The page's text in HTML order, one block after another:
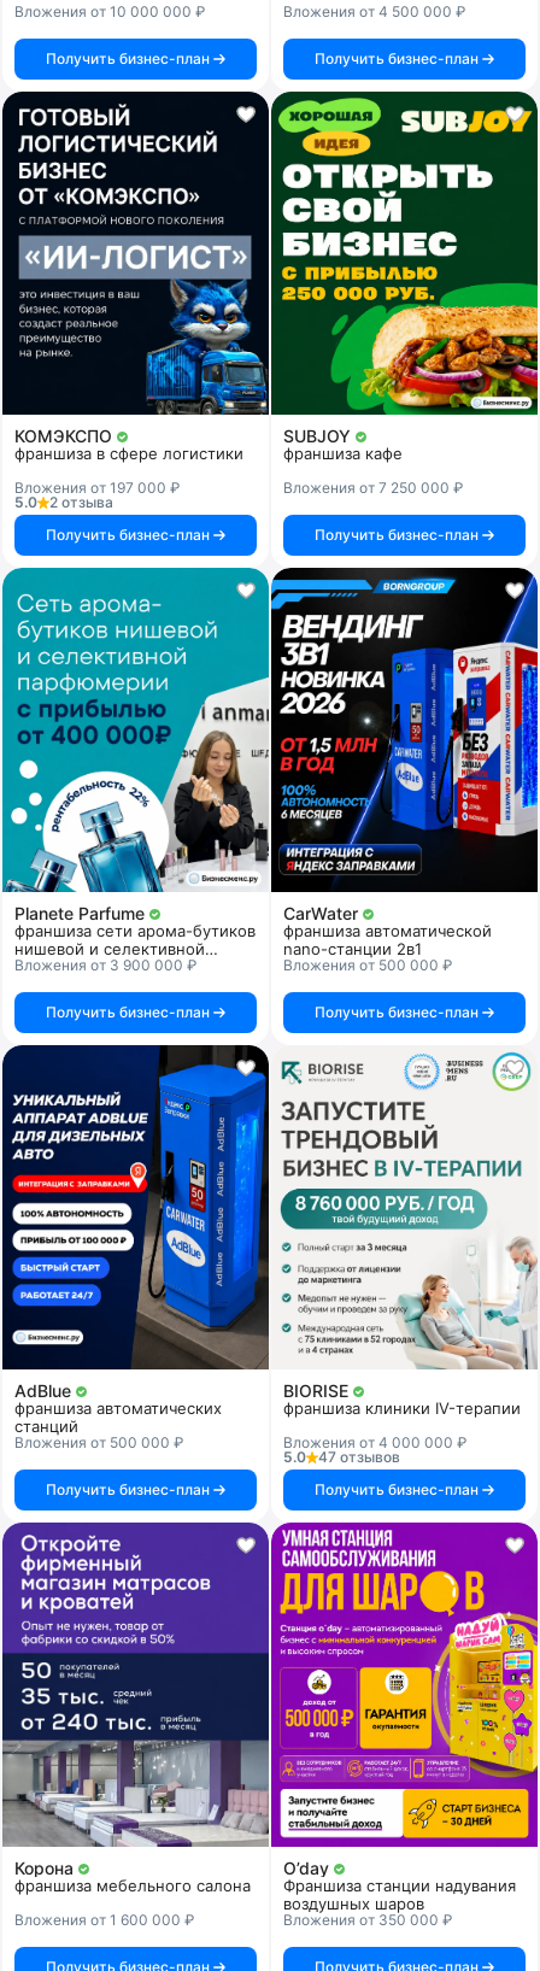
Вложения от 10 000 000 ₽
Получить бизнес-план
Вложения от 4 500 000 ₽
Получить бизнес-план
КОМЭКСПО
франшиза в сфере логистики
Вложения от 197 000 ₽
5.0
2 отзыва
Получить бизнес-план
SUBJOY
франшиза кафе
Вложения от 7 250 000 ₽
Получить бизнес-план
Planete Parfume
франшиза сети арома-бутиков
нишевой и селективной
парфюмерии
Вложения от 3 900 000 ₽
Получить бизнес-план
CarWater
франшиза автоматической
nano-станции 2в1
Вложения от 500 000 ₽
Получить бизнес-план
AdBlue
франшиза автоматических
станций
Вложения от 500 000 ₽
Получить бизнес-план
BIORISE
франшиза клиники IV-терапии
Вложения от 4 000 000 ₽
5.0
47 отзывов
Получить бизнес-план
Корона
франшиза мебельного салона
Вложения от 1 600 000 ₽
Получить бизнес-план
O’day
Франшиза станции надувания
воздушных шаров
Вложения от 350 000 ₽
Получить бизнес-план